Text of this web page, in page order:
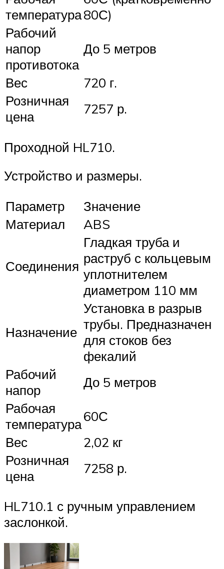
температура80С)
Рабочий
напор
противотока
До 5 метров
Вес
720 г.
Розничная
цена
7257 р.
Проходной HL710.
Устройство и размеры.
Параметр
Значение
Материал
ABS
Соединения
Гладкая труба и
раструб с кольцевым
уплотнителем
диаметром 110 мм
Назначение
Установка в разрыв
трубы. Предназначен
для стоков без
фекалий
Рабочий
напор
До 5 метров
Рабочая
температура60С
Вес
2,02 кг
Розничная
цена
7258 р.
HL710.1 с ручным управлением
заслонкой.